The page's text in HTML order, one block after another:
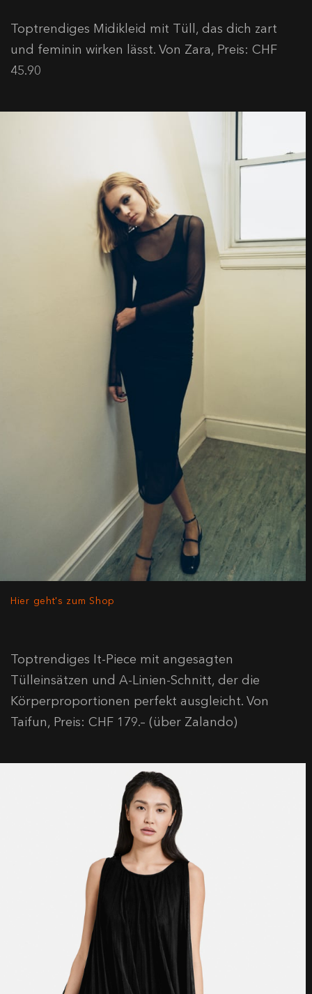
Toptrendiges Midikleid mit Tüll, das dich zart
und feminin wirken lässt. Von Zara, Preis: CHF
45.90
Hier geht's zum Shop
Toptrendiges It-Piece mit angesagten
Tülleinsätzen und A-Linien-Schnitt, der die
Körperproportionen perfekt ausgleicht. Von
Taifun, Preis: CHF 179.– (über Zalando)